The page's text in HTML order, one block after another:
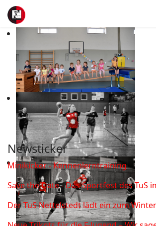
Newsticker
Minikicker - Kennenlerntraining
Save the Date - Das Sportfest des TuS
Der TuS Nettelstedt lädt ein zum